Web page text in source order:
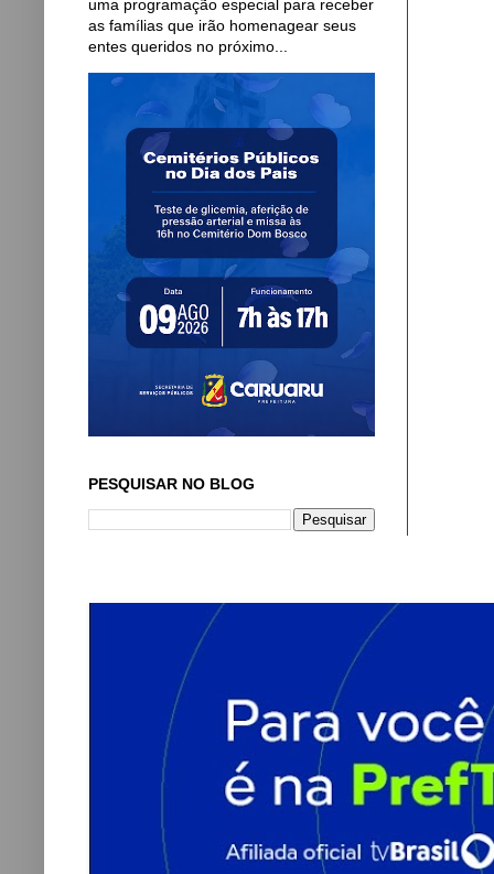
uma programação especial para receber
as famílias que irão homenagear seus
entes queridos no próximo...
PESQUISAR NO BLOG